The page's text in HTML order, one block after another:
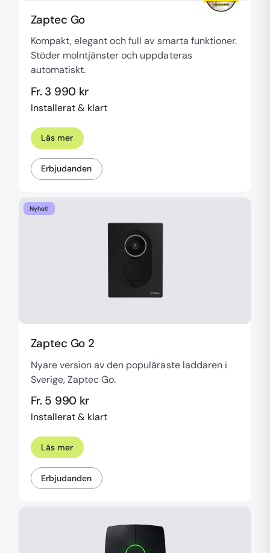
Zaptec Go
Kompakt, elegant och full av smarta funktioner.
Stöder molntjänster och uppdateras
automatiskt.
Fr. 3 990 kr
Installerat & klart
Läs mer
Erbjudanden
Nyhet!
Zaptec Go 2
Nyare version av den populäraste laddaren i
Sverige, Zaptec Go.
Fr. 5 990 kr
Installerat & klart
Läs mer
Erbjudanden